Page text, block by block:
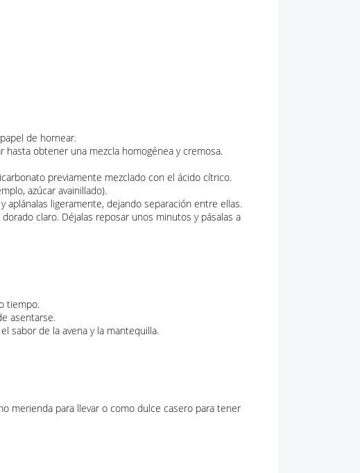
de hornear.
hasta obtener una mezcla homogénea y cremosa.
previamente mezclado con el ácido cítrico.
azúcar avainillado).
aplánalas ligeramente, dejando separación entre ellas.
claro. Déjalas reposar unos minutos y pásalas a
tiempo.
asentarse.
sabor de la avena y la mantequilla.
merienda para llevar o como dulce casero para tener